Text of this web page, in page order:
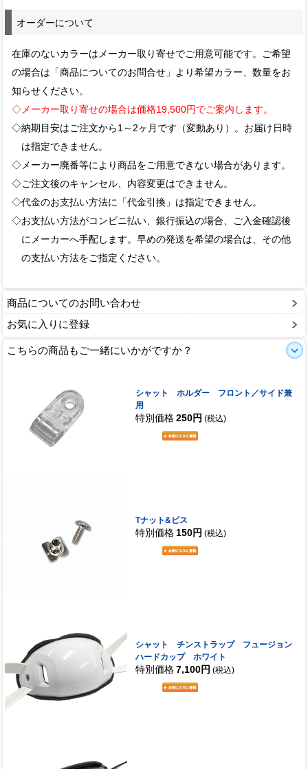
オーダーについて
在庫のないカラーはメーカー取り寄せでご用意可能です。ご希望
の場合は「商品についてのお問合せ」より希望カラー、数量をお
知らせください。
◇メーカー取り寄せの場合は価格19,500円でご案内します。
◇納期目安はご注文から1～2ヶ月です（変動あり）。お届け日時
は指定できません。
◇メーカー廃番等により商品をご用意できない場合があります。
◇ご注文後のキャンセル、内容変更はできません。
◇代金のお支払い方法に「代金引換」は指定できません。
◇お支払い方法がコンビニ払い、銀行振込の場合、ご入金確認後
にメーカーへ手配します。早めの発送を希望の場合は、その他
の支払い方法をご指定ください。
商品についてのお問い合わせ
お気に入りに登録
こちらの商品もご一緒にいかがですか？
シャット ホルダー フロント／サイド兼
用
特別価格 250円 (税込)
Tナット&ビス
特別価格 150円 (税込)
シャット チンストラップ フュージョン
ハードカップ ホワイト
特別価格 7,100円 (税込)